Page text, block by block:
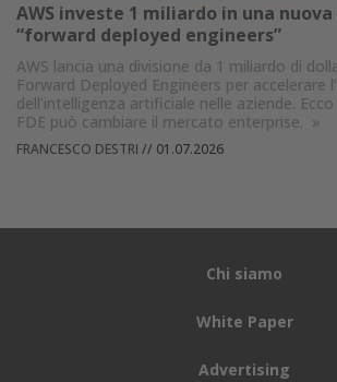
AWS investe 1 miliardo in una
“forward deployed engineers”
AWS lancia una divisione da 1 miliardo di
Forward Deployed Engineers per accelerare
dell’intelligenza artificiale nelle aziende.
FDE può cambiare il mercato enterprise. »
FRANCESCO DESTRI // 01.07.2026
Chi siamo
White Paper
Advertising